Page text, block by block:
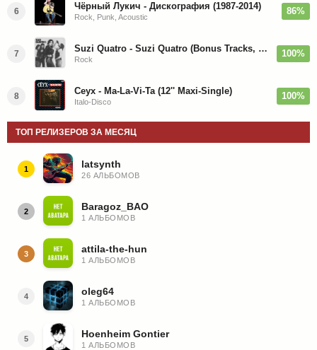
6 Чёрный Лукич - Дискография (1987-2014)
Rock, Punk, Acoustic
86%
7 Suzi Quatro - Suzi Quatro (Bonus Tracks, Remaster) 1973/2022
Rock
100%
8 Ceyx - Ma-La-Vi-Ta (12'' Maxi-Single)
Italo-Disco
100%
ТОП РЕЛИЗЕРОВ ЗА МЕСЯЦ
1 latsynth
26 АЛЬБОМОВ
2 Baragoz_BAO
1 АЛЬБОМОВ
3 attila-the-hun
1 АЛЬБОМОВ
4 oleg64
1 АЛЬБОМОВ
5 Hoenheim Gontier
1 АЛЬБОМОВ